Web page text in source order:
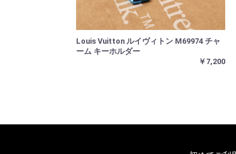
Louis Vuitton ルイヴィトン M69974 チャ
ーム キーホルダー
￥7,200